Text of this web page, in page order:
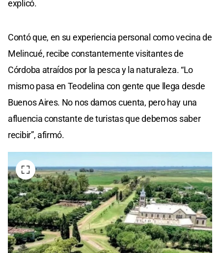
explicó.
Contó que, en su experiencia personal como vecina de
Melincué, recibe constantemente visitantes de
Córdoba atraídos por la pesca y la naturaleza. “Lo
mismo pasa en Teodelina con gente que llega desde
Buenos Aires. No nos damos cuenta, pero hay una
afluencia constante de turistas que debemos saber
recibir”, afirmó.